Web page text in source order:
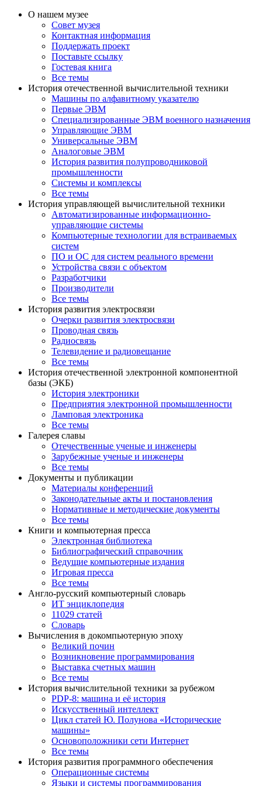
О нашем музее
Совет музея
Контактная информация
Поддержать проект
Поставьте ссылку
Гостевая книга
Все темы
История отечественной вычислительной техники
Машины по алфавитному указателю
Первые ЭВМ
Специализированные ЭВМ военного назначения
Управляющие ЭВМ
Универсальные ЭВМ
Аналоговые ЭВМ
История развития полупроводниковой
промышленности
Системы и комплексы
Все темы
История управляющей вычислительной техники
Автоматизированные информационно-
управляющие системы
Компьютерные технологии для встраиваемых
систем
ПО и ОС для систем реального времени
Устройства связи с объектом
Разработчики
Производители
Все темы
История развития электросвязи
Очерки развития электросвязи
Проводная связь
Радиосвязь
Телевидение и радиовещание
Все темы
История отечественной электронной компонентной
базы (ЭКБ)
История электроники
Предприятия электронной промышленности
Ламповая электроника
Все темы
Галерея славы
Отечественные ученые и инженеры
Зарубежные ученые и инженеры
Все темы
Документы и публикации
Материалы конференций
Законодательные акты и постановления
Нормативные и методические документы
Все темы
Книги и компьютерная пресса
Электронная библиотека
Библиографический справочник
Ведущие компьютерные издания
Игровая пресса
Все темы
Англо-русский компьютерный словарь
ИТ энциклопедия
11029 статей
Словарь
Вычисления в докомпьютерную эпоху
Великий почин
Возникновение программирования
Выставка счетных машин
Все темы
История вычислительной техники за рубежом
PDP-8: машина и её история
Искусственный интеллект
Цикл статей Ю. Полунова «Исторические
машины»
Основоположники сети Интернет
Все темы
История развития программного обеспечения
Операционные системы
Языки и системы программирования